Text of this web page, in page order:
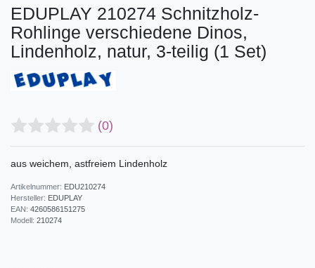
EDUPLAY 210274 Schnitzholz-
Rohlinge verschiedene Dinos,
Lindenholz, natur, 3-teilig (1 Set)
(0)
aus weichem, astfreiem Lindenholz
Artikelnummer: EDU210274
Hersteller: EDUPLAY
EAN: 4260586151275
Modell: 210274